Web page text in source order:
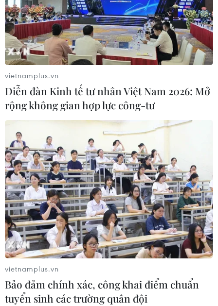
Chiến đấu cơ Indonesia báo động vì lo
phiến quân Hồi giáo Philippines
18/06/2017 12:45
Đại tá không quân Indonesia, Didik Krisyanto, cho biết
nước này đã triển khai các máy bay chiến đấu Sukhoi
trên đảo Borneo để đối phó với khả năng các phiến
quân Hồi giáo ở Philippines chạy trốn.
vietnamplus.vn
Diễn đàn Kinh tế tư nhân Việt Nam 2026: Mở
rộng không gian hợp lực công-tư
vietnamplus.vn
Bảo đảm chính xác, công khai điểm chuẩn
tuyển sinh các trường quân đội